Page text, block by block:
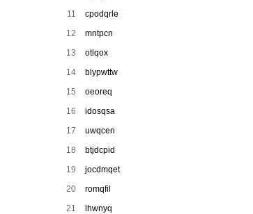
11
cpodqrle
12
mntpcn
13
otlqox
14
blypwttw
15
oeoreq
16
idosqsa
17
uwqcen
18
btjdcpid
19
jocdmqet
20
romqfil
21
lhwnyq